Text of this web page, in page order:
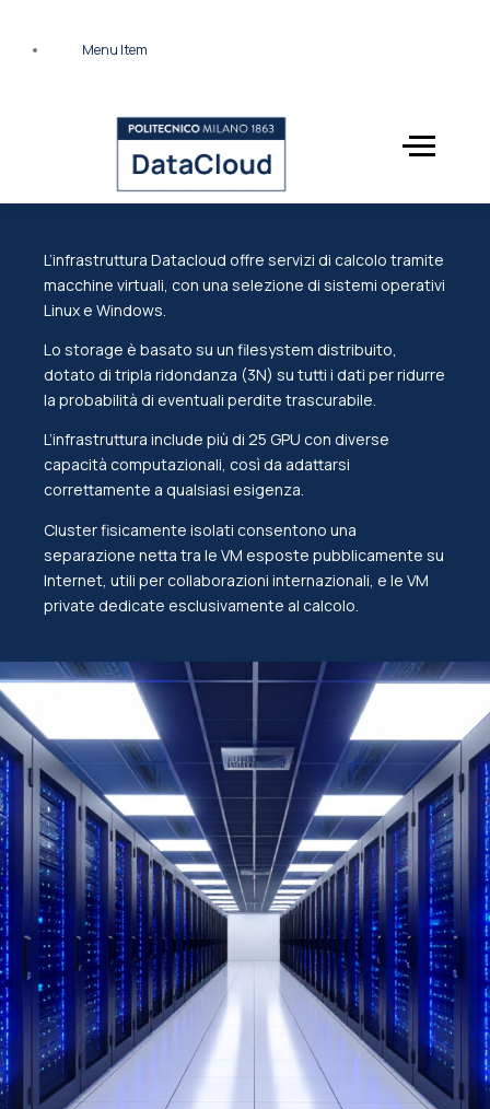
Menu Item
Menü
L’infrastruttura Datacloud offre servizi di calcolo tramite
macchine virtuali, con una selezione di sistemi operativi
Linux e Windows.
Lo storage è basato su un filesystem distribuito,
dotato di tripla ridondanza (3N) su tutti i dati per ridurre
la probabilità di eventuali perdite trascurabile.
L’infrastruttura include più di 25 GPU con diverse
capacità computazionali, così da adattarsi
correttamente a qualsiasi esigenza.
Cluster fisicamente isolati consentono una
separazione netta tra le VM esposte pubblicamente su
Internet, utili per collaborazioni internazionali, e le VM
private dedicate esclusivamente al calcolo.